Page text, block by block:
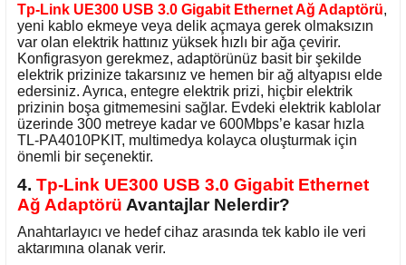
Tp-Link UE300 USB 3.0 Gigabit Ethernet Ağ Adaptörü,
yeni kablo ekmeye veya delik açmaya gerek olmaksızın
var olan elektrik hattınız yüksek hızlı bir ağa çevirir.
Konfigrasyon gerekmez, adaptörünüz basit bir şekilde
elektrik prizinize takarsınız ve hemen bir ağ altyapısı elde
edersiniz. Ayrıca, entegre elektrik prizi, hiçbir elektrik
prizinin boşa gitmemesini sağlar. Evdeki elektrik kablolar
üzerinde 300 metreye kadar ve 600Mbps’e kasar hızla
TL-PA4010PKIT, multimedya kolayca oluşturmak için
önemli bir seçenektir.
4. Tp-Link UE300 USB 3.0 Gigabit Ethernet
Ağ Adaptörü Avantajlar Nelerdir?
Anahtarlayıcı ve hedef cihaz arasında tek kablo ile veri
aktarımına olanak verir.